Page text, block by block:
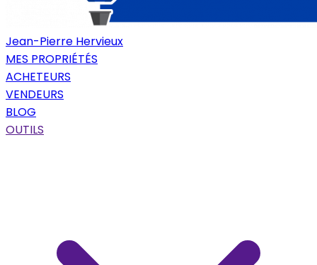
Jean-Pierre Hervieux
MES PROPRIÉTÉS
ACHETEURS
VENDEURS
BLOG
OUTILS